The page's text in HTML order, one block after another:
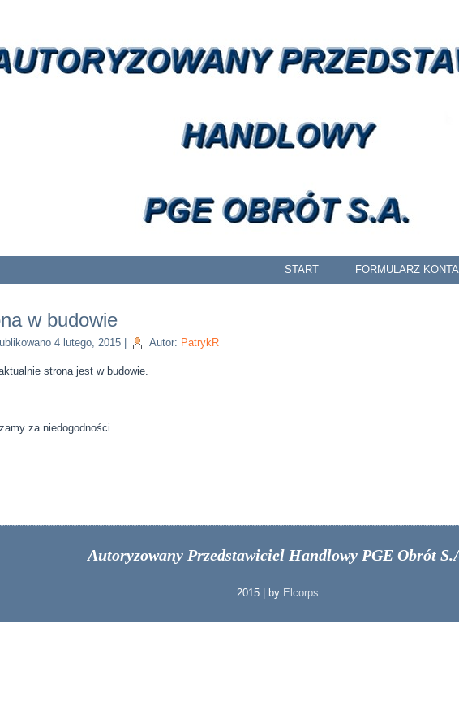
START FORMULARZ
w budowie
4 lutego, 2015 Autor: PatrykR
strona jest w budowie.
za niedogodności.
Autoryzowany Przedstawiciel Handlowy PGE Obrót
2015 | by Elcorps